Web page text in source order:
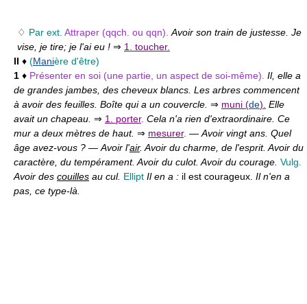
♢ Par ext. Attraper (qqch. ou qqn). Avoir son train de justesse. Je
vise, je tire; je l'ai eu ! ⇒ 1. toucher.
II ♦ (Manière d'être)
1 ♦ Présenter en soi (une partie, un aspect de soi-même). Il, elle a
de grandes jambes, des cheveux blancs. Les arbres commencent
à avoir des feuilles. Boîte qui a un couvercle. ⇒ muni (de). Elle
avait un chapeau. ⇒ 1. porter. Cela n'a rien d'extraordinaire. Ce
mur a deux mètres de haut. ⇒ mesurer. — Avoir vingt ans. Quel
âge avez-vous ? — Avoir l'air. Avoir du charme, de l'esprit. Avoir du
caractère, du tempérament. Avoir du culot. Avoir du courage. Vulg.
Avoir des couilles au cul. Ellipt Il en a : il est courageux. Il n'en a
pas, ce type-là.